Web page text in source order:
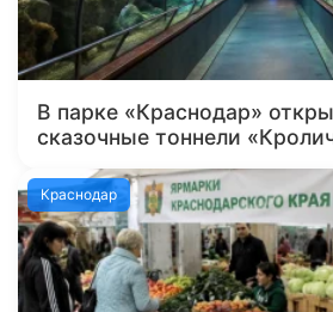
В парке «Краснодар»
сказочные тоннели
Краснодар